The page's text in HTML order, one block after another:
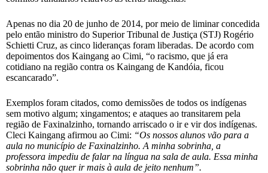
Apenas no dia 20 de junho de 2014, por meio de liminar concedida
pelo então ministro do Superior Tribunal de Justiça (STJ) Rogério
Schietti Cruz, as cinco lideranças foram liberadas. De acordo com
depoimentos dos Kaingang ao Cimi, “o racismo, que já era
cotidiano na região contra os Kaingang de Kandóia, ficou
escancarado”.
Exemplos foram citados, como demissões de todos os indígenas
sem motivo algum; xingamentos; e ataques ao transitarem pela
região de Faxinalzinho, tornando arriscado o ir e vir dos indígenas.
Cleci Kaingang afirmou ao Cimi: “Os nossos alunos vão para a
aula no município de Faxinalzinho. A minha sobrinha, a
professora impediu de falar na língua na sala de aula. Essa minha
sobrinha não quer ir mais à aula de jeito nenhum”.